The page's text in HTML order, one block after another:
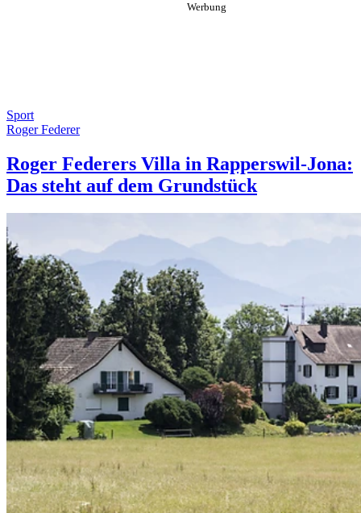
Sport
Roger Federer
Roger Federers Villa in Rapperswil-Jona:
Das steht auf dem Grundstück